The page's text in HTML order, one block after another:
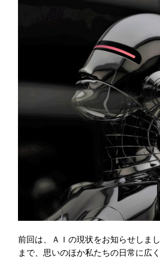
前回は、ＡＩの現状をお知らせしま
まで、思いのほか私たちの日常に広